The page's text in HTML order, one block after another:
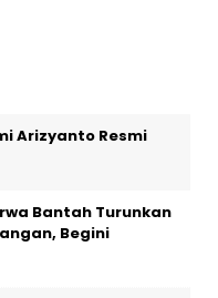
Arizyanto Resmi
Bantah Turunkan
Begini